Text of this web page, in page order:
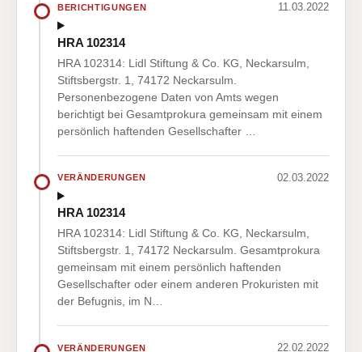
BERICHTIGUNGEN 11.03.2022
HRA 102314
HRA 102314: Lidl Stiftung & Co. KG, Neckarsulm,
Stiftsbergstr. 1, 74172 Neckarsulm.
Personenbezogene Daten von Amts wegen
berichtigt bei Gesamtprokura gemeinsam mit einem
persönlich haftenden Gesellschafter …
VERÄNDERUNGEN 02.03.2022
HRA 102314
HRA 102314: Lidl Stiftung & Co. KG, Neckarsulm,
Stiftsbergstr. 1, 74172 Neckarsulm. Gesamtprokura
gemeinsam mit einem persönlich haftenden
Gesellschafter oder einem anderen Prokuristen mit
der Befugnis, im N…
VERÄNDERUNGEN 22.02.2022